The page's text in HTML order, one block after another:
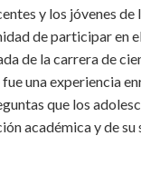
y los jóvenes de
de participar en
de la carrera de
una experiencia
que los
académica y de su